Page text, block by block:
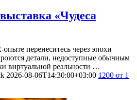
«Чудеса
перенеситесь через эпохи
детали, недоступные обычным
виртуальной реальности …
2026-08-06T14:30:00+03:00 1200 от 1